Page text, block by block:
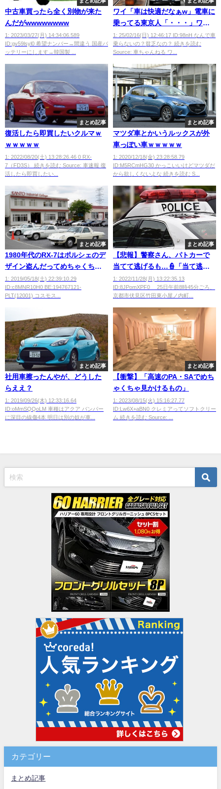
中古車買ったら全く別物が来た
んだがwwwwwwww
1: 2023/03/27(月) 14:34:06.589
ID:gv59lsyl0 希望ナンバー→間違う 国産バ
ッテリーにします→韓国製 ...
ワイ「車は快適だなぁw」電車に
乗ってる東京人「・・・」ワイ
「東京人さぁ・・・」
1: 25/02/16(日) 12:46:17 ID:98nH なんで車
乗らないの？貧乏なの？ 続きを読む
Source: 車ちゃんねる ワ...
まとめ記事
復活したら即買したいクルマｗ
ｗｗｗｗｗ
1: 2022/08/20(土) 13:28:26.46 0 RX-
7（FD3S） 続きを読む Source: 車速報 復
活したら即買したい...
まとめ記事
マツダ車とかいうルックスが外
車っぽい車ｗｗｗｗｗ
1: 2020/12/18(金) 23:28:58.79
ID:M5RCmHG30 かっこいいけどマツダだ
から欲しくないよな 続きを読む S...
まとめ記事
1980年代のRX-7はポルシェのデ
ザイン盗んだってめちゃくちゃ
言われていたな
1: 2019/05/18(土) 22:39:10.29
ID:c8MNR10H0 BE:194767121-
PLT(12001) コスモス...
まとめ記事
【悲報】警察さん、パトカーで
当てて逃げるも…👮「当て逃げ
にはあたらない」
1: 2022/11/28(月) 13:22:35.13
ID:8JPomXPF0 25日午前8時45分ごろ、
京都市伏見区竹田東小屋ノ内町...
まとめ記事
社用車擦ったんやが、どうした
らええ？
1: 2019/09/26(木) 12:33:16.64
ID:oMmSQQoLM 車種はアクア バンパー
に深目の線傷4本 明日は別の奴が車...
まとめ記事
【衝撃】「高速のPA・SAでめち
ゃくちゃ見かけるもの」
1: 2023/08/15(火) 15:16:27.77
ID:Lw6X+aBN0 クレミアってソフトクリー
ム 続きを読む Source: ...
カテゴリー
まとめ記事